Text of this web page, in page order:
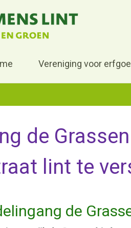
Vereniging voor
de
lint te
de